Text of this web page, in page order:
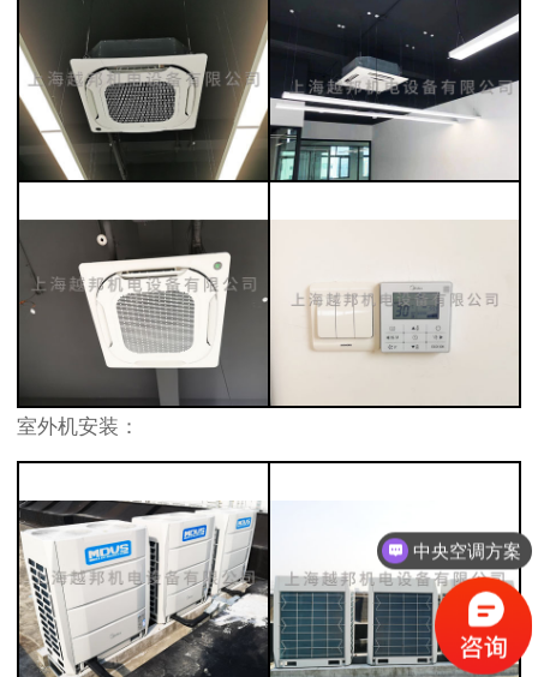
室外机安装：
中央空调方案